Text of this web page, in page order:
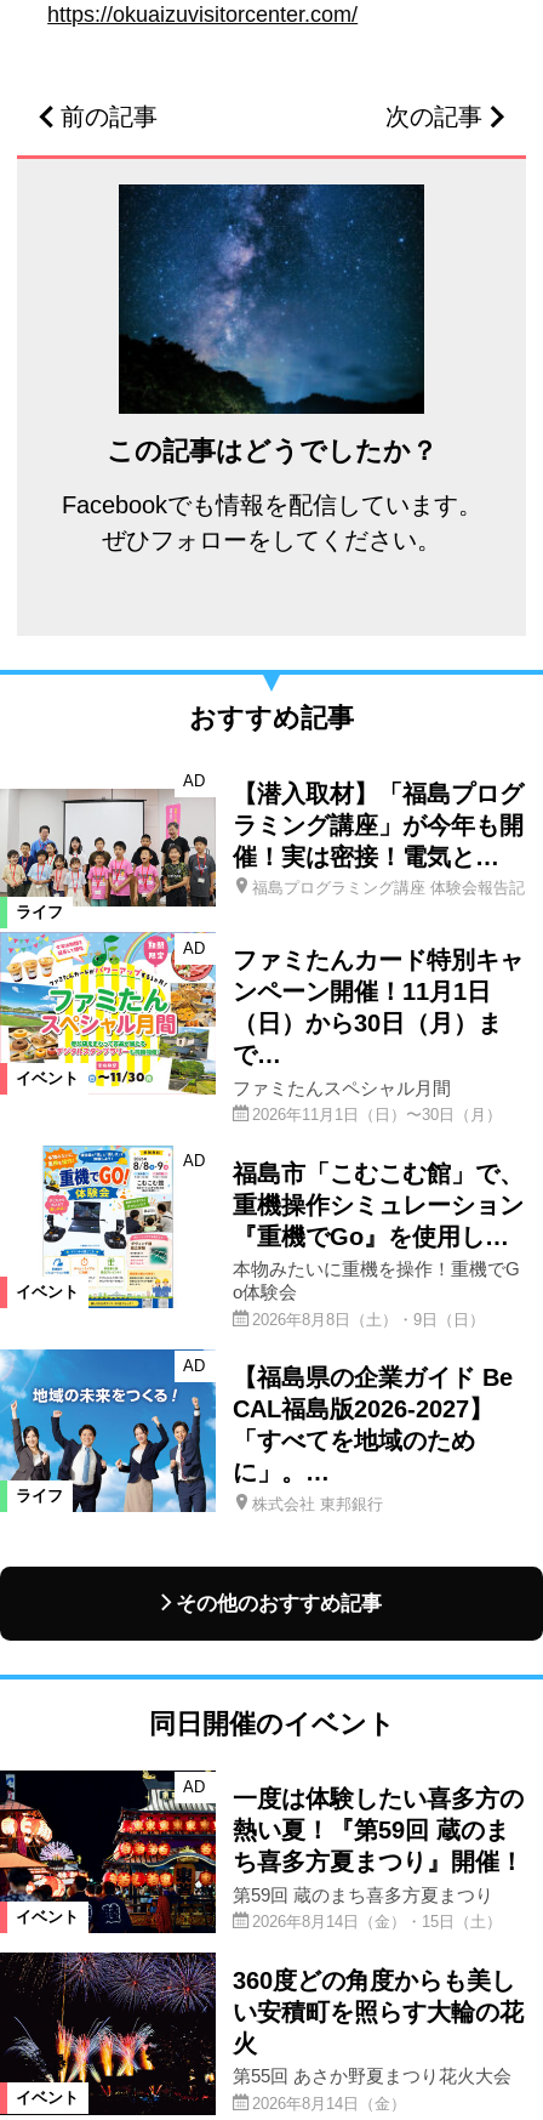
https://okuaizuvisitorcenter.com/
前の記事 次の記事
この記事はどうでしたか？
Facebookでも情報を配信しています。
ぜひフォローをしてください。
おすすめ記事
ライフ
AD
【潜入取材】「福島プログ
ラミング講座」が今年も開
催！実は密接！電気と…
福島プログラミング講座 体験会報告記
イベント
AD
ファミたんカード特別キャ
ンペーン開催！11月1日
（日）から30日（月）ま
で…
ファミたんスペシャル月間
2026年11月1日（日）〜30日（月）
イベント
AD
福島市「こむこむ館」で、
重機操作シミュレーション
『重機でGo』を使用し…
本物みたいに重機を操作！重機でG
o体験会
2026年8月8日（土）・9日（日）
ライフ
AD
【福島県の企業ガイド Be
CAL福島版2026-2027】
「すべてを地域のため
に」。…
株式会社 東邦銀行
その他のおすすめ記事
同日開催のイベント
イベント
AD
一度は体験したい喜多方の
熱い夏！『第59回 蔵のま
ち喜多方夏まつり』開催！
第59回 蔵のまち喜多方夏まつり
2026年8月14日（金）・15日（土）
イベント
360度どの角度からも美し
い安積町を照らす大輪の花
火
第55回 あさか野夏まつり花火大会
2026年8月14日（金）